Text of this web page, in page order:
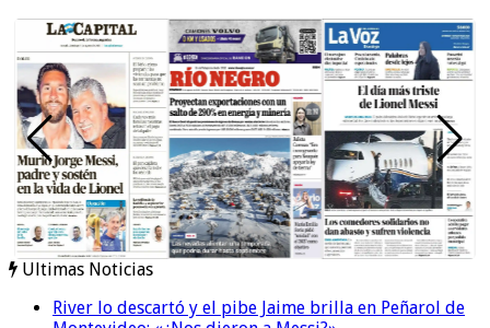
Ultimas Noticias
River lo descartó y el pibe Jaime brilla en Peñarol de